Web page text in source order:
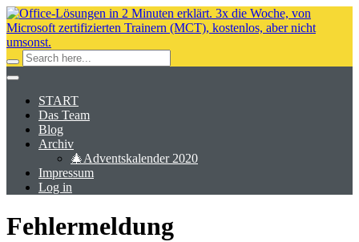
START
Das Team
Blog
Archiv
🎄Adventskalender 2020
Impressum
Log in
Fehlermeldung